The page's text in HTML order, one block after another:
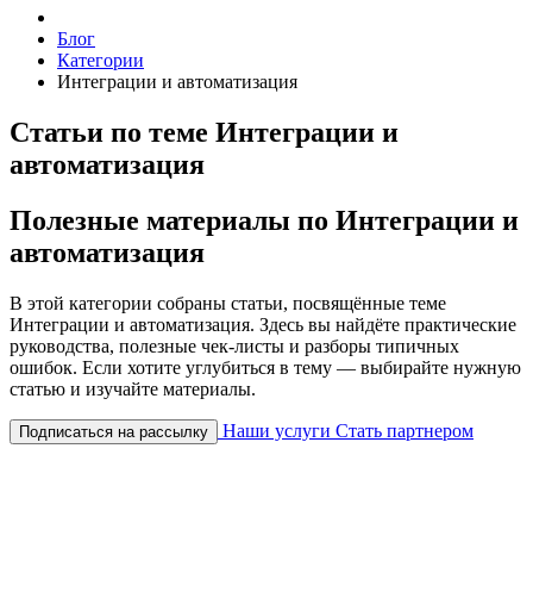
Блог
Категории
Интеграции и автоматизация
Статьи по теме Интеграции и
автоматизация
Полезные материалы по Интеграции и
автоматизация
В этой категории собраны статьи, посвящённые теме
Интеграции и автоматизация. Здесь вы найдёте практические
руководства, полезные чек-листы и разборы типичных
ошибок. Если хотите углубиться в тему — выбирайте нужную
статью и изучайте материалы.
Подписаться на рассылку Наши услуги Стать партнером